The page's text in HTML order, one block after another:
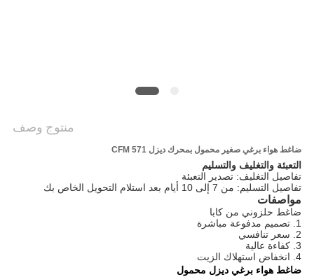
منتوج وصف
ضاغط هواء برغي صغير محمول بمحرك ديزل 571 CFM
التعبئة والتغليف والتسليم
تفاصيل التغليف: تصدير التعبئة
تفاصيل التسليم: من 7 إلى 10 أيام بعد استلام التحويل الخاص بك
مواصفات
ضاغط حلزوني من كابا
1. تصميم مدفوعة مباشرة
2. سعر تنافسي
3. كفاءة عالية
4. انخفاض استهلاك الزيت
ضاغط هواء برغي ديزل محمول